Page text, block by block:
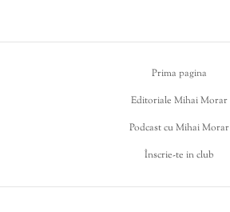
Prima pagina
Editoriale Mihai Morar
Podcast cu Mihai Morar
Înscrie-te in club